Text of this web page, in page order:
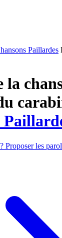
Paillardes
la
Proposer les